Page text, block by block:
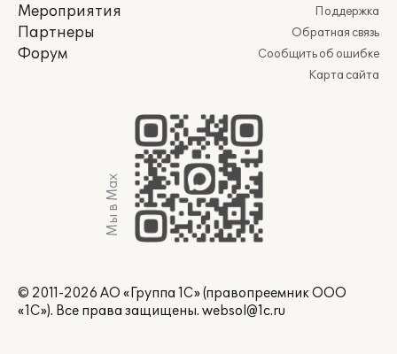
Мероприятия
Партнеры
Форум
Поддержка
Обратная связь
Сообщить об ошибке
Карта сайта
Мы в Max
© 2011-2026 АО «Группа 1С» (правопреемник ООО
«1С»). Все права защищены. websol@1c.ru